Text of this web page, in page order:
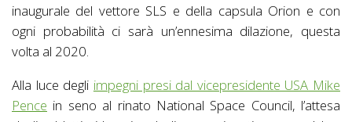
inaugurale del vettore SLS e della capsula Orion e con
ogni probabilità ci sarà un’ennesima dilazione, questa
volta al 2020.
Alla luce degli impegni presi dal vicepresidente USA Mike
Pence in seno al rinato National Space Council, l’attesa